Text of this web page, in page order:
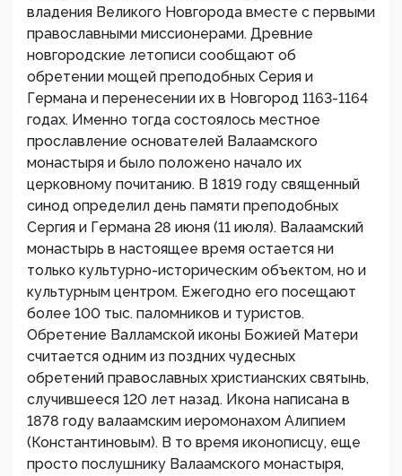
владения Великого Новгорода вместе с первыми
православными миссионерами. Древние
новгородские летописи сообщают об
обретении мощей преподобных Серия и
Германа и перенесении их в Новгород 1163-1164
годах. Именно тогда состоялось местное
прославление основателей Валаамского
монастыря и было положено начало их
церковному почитанию. В 1819 году священный
синод определил день памяти преподобных
Сергия и Германа 28 июня (11 июля). Валаамский
монастырь в настоящее время остается ни
только культурно-историческим объектом, но и
культурным центром. Ежегодно его посещают
более 100 тыс. паломников и туристов.
Обретение Валламской иконы Божией Матери
считается одним из поздних чудесных
обретений православных христианских святынь,
случившееся 120 лет назад. Икона написана в
1878 году валаамским иеромонахом Алипием
(Константиновым). В то время иконописцу, еще
просто послушнику Валаамского монастыря,